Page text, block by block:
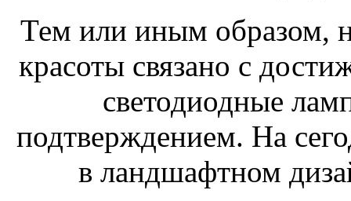
Тем или иным образом,
красоты связано с
светодиодные
подтверждением. На
в ландшафтном